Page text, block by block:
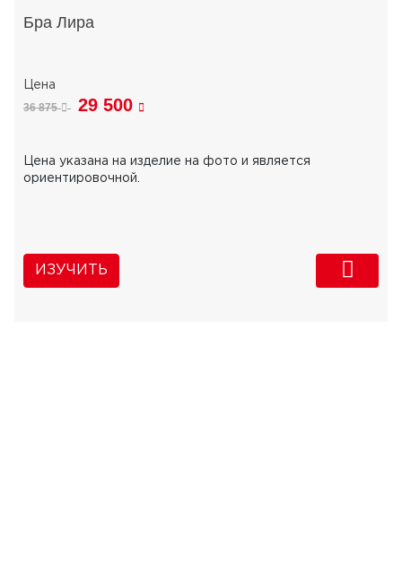
Бра Лира
36 875 29 500
Цена указана на изделие на фото и является
ориентировочной.
ИЗУЧИТЬ